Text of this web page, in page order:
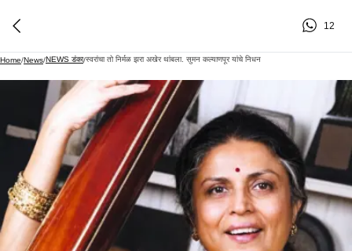
12
Home/News/NEWS डंका/स्वरांचा तो निर्मळ झरा अखेर थांबला. सुमन कल्याणपूर यांचे निधन